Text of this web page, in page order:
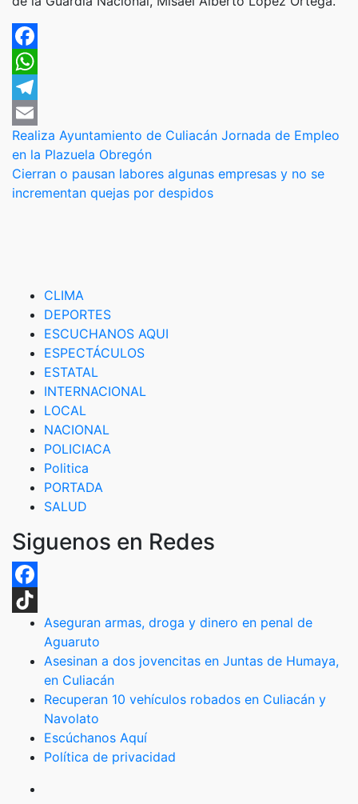
Facebook
WhatsApp
Telegram
Email
Navegación
de
entradas
Realiza Ayuntamiento de Culiacán Jornada de Empleo
en la Plazuela Obregón
Cierran o pausan labores algunas empresas y no se
incrementan quejas por despidos
CLIMA
DEPORTES
ESCUCHANOS AQUI
ESPECTÁCULOS
ESTATAL
INTERNACIONAL
LOCAL
NACIONAL
POLICIACA
Politica
PORTADA
SALUD
Siguenos en Redes
Facebook
TikTokAseguran armas, droga y dinero en penal de
Aguaruto
Asesinan a dos jovencitas en Juntas de Humaya,
en Culiacán
Recuperan 10 vehículos robados en Culiacán y
Navolato
Escúchanos Aquí
Política de privacidad